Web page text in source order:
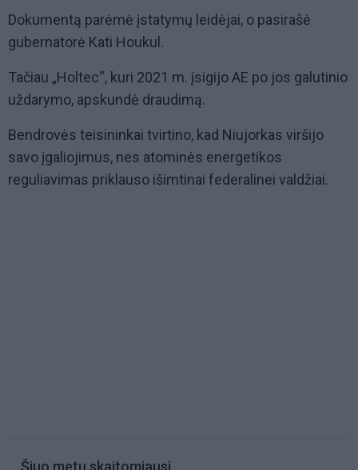
Dokumentą parėmė įstatymų leidėjai, o pasirašė
gubernatorė Kati Houkul.
Tačiau „Holtec“, kuri 2021 m. įsigijo AE po jos galutinio
uždarymo, apskundė draudimą.
Bendrovės teisininkai tvirtino, kad Niujorkas viršijo
savo įgaliojimus, nes atominės energetikos
reguliavimas priklauso išimtinai federalinei valdžiai.